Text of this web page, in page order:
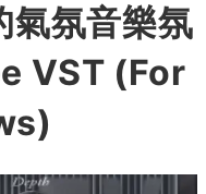
氣氛音樂氛
VST (For